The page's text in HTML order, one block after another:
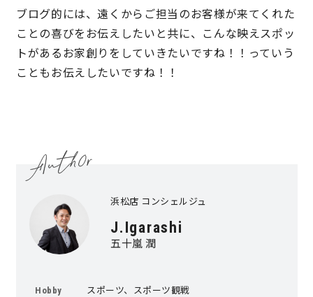
サイトマップ プライバシーポリシー
よくある質問
ブログ的には、遠くからご担当のお客様が来てくれた
ことの喜びをお伝えしたいと共に、こんな映えスポッ
トがあるお家創りをしていきたいですね！！っていう
こともお伝えしたいですね！！
浜松店 コンシェルジュ
J.Igarashi
五十嵐 潤
Hobby スポーツ、スポーツ観戦